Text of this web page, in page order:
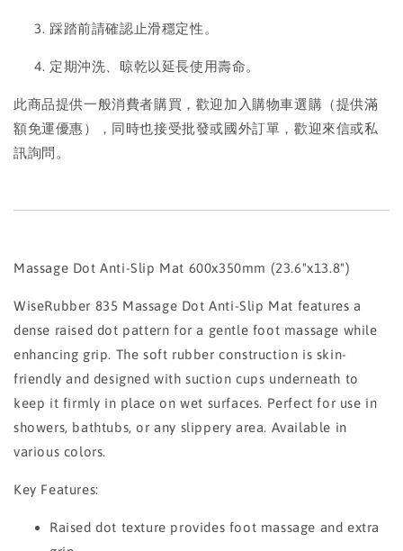
踩踏前請確認止滑穩定性。
定期沖洗、晾乾以延長使用壽命。
此商品提供一般消費者購買，歡迎加入購物車選購（提供滿
額免運優惠），同時也接受批發或國外訂單，歡迎來信或私
訊詢問。
Massage Dot Anti-Slip Mat 600x350mm (23.6"x13.8")
WiseRubber 835 Massage Dot Anti-Slip Mat features a
dense raised dot pattern for a gentle foot massage while
enhancing grip. The soft rubber construction is skin-
friendly and designed with suction cups underneath to
keep it firmly in place on wet surfaces. Perfect for use in
showers, bathtubs, or any slippery area. Available in
various colors.
Key Features:
Raised dot texture provides foot massage and extra